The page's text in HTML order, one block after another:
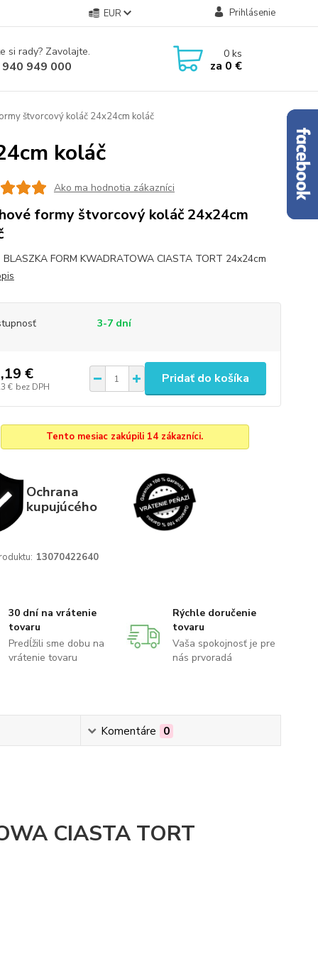
EUR Prihlásenie
si rady? Zavolajte.
949 000
0ks
za 0 €
štvorcový koláč 24x24cm koláč
koláč
Ako ma hodnotia zákazníci
formy štvorcový koláč 24x24cm
BLASZKA FORM KWADRATOWA CIASTA TORT 24x24cm
3-7 dní
€
€ bez DPH
Pridať do košíka
Tento mesiac zakúpili 14 zákazníci.
Ochrana
kupujúcého
13070422640
30 dní na vrátenie
tovaru
Predĺžili sme dobu na
vrátenie tovaru
Rýchle doručenie
tovaru
Vaša spokojnosť je pre
nás prvoradá
Komentáre 0
CIASTA TORT